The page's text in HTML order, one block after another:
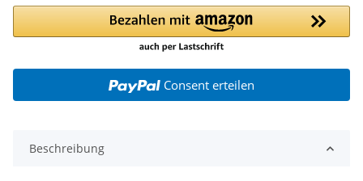
Consent erteilen
Beschreibung